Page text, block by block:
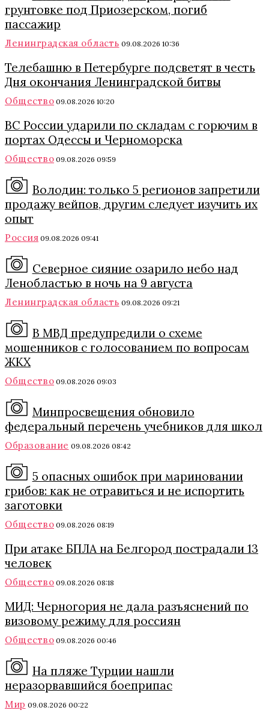
грунтовке под Приозерском, погиб
пассажир
Ленинградская область 09.08.2026 10:36
Телебашню в Петербурге подсветят в честь
Дня окончания Ленинградской битвы
Общество 09.08.2026 10:20
ВС России ударили по складам с горючим в
портах Одессы и Черноморска
Общество 09.08.2026 09:59
Володин: только 5 регионов запретили
продажу вейпов, другим следует изучить их
опыт
Россия 09.08.2026 09:41
Северное сияние озарило небо над
Ленобластью в ночь на 9 августа
Ленинградская область 09.08.2026 09:21
В МВД предупредили о схеме
мошенников с голосованием по вопросам
ЖКХ
Общество 09.08.2026 09:03
Минпросвещения обновило
федеральный перечень учебников для школ
Образование 09.08.2026 08:42
5 опасных ошибок при мариновании
грибов: как не отравиться и не испортить
заготовки
Общество 09.08.2026 08:19
При атаке БПЛА на Белгород пострадали 13
человек
Общество 09.08.2026 08:18
МИД: Черногория не дала разъяснений по
визовому режиму для россиян
Общество 09.08.2026 00:46
На пляже Турции нашли
неразорвавшийся боеприпас
Мир 09.08.2026 00:22